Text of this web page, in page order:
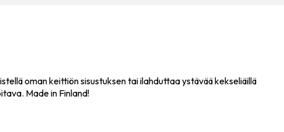
oman keittiön sisustuksen tai ilahduttaa ystävää kekseliäillä
Made in Finland!